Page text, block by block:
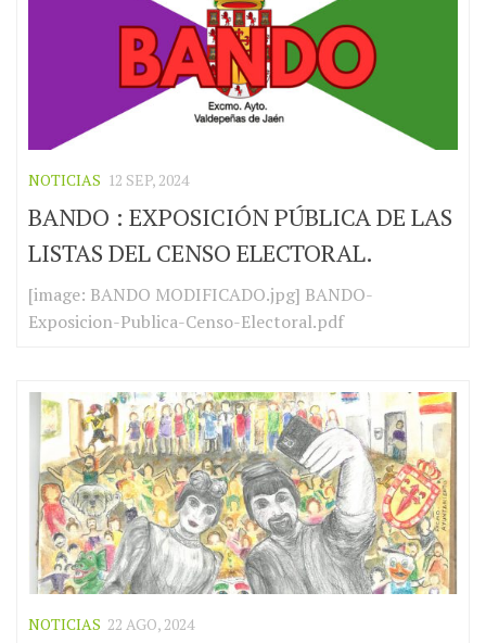
NOTICIAS 12 SEP, 2024
BANDO : EXPOSICIÓN PÚBLICA DE LAS
LISTAS DEL CENSO ELECTORAL.
[image: BANDO MODIFICADO.jpg] BANDO-
Exposicion-Publica-Censo-Electoral.pdf
NOTICIAS 22 AGO, 2024